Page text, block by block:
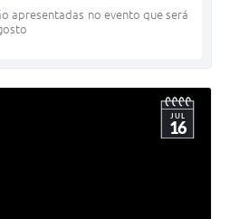
apresentadas no evento que será
JUL
16